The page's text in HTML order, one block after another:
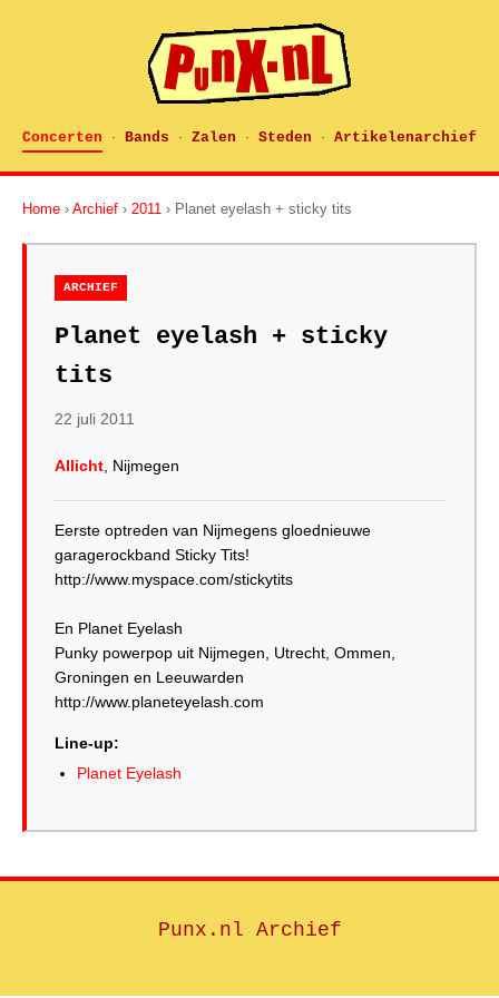
Concerten · Bands · Zalen · Steden · Artikelenarchief
Home › Archief › 2011 › Planet eyelash + sticky tits
ARCHIEF
Planet eyelash + sticky
tits
22 juli 2011
Allicht , Nijmegen
Eerste optreden van Nijmegens gloednieuwe
garagerockband Sticky Tits!
http://www.myspace.com/stickytits
En Planet Eyelash
Punky powerpop uit Nijmegen, Utrecht, Ommen,
Groningen en Leeuwarden
http://www.planeteyelash.com
Line-up:
Planet Eyelash
Punx.nl Archief